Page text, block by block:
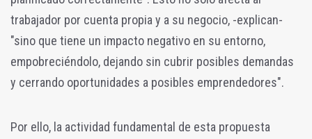
trabajador por cuenta propia y a su negocio, -explican-
"sino que tiene un impacto negativo en su entorno,
empobreciéndolo, dejando sin cubrir posibles demandas
y cerrando oportunidades a posibles emprendedores".
Por ello, la actividad fundamental de esta propuesta